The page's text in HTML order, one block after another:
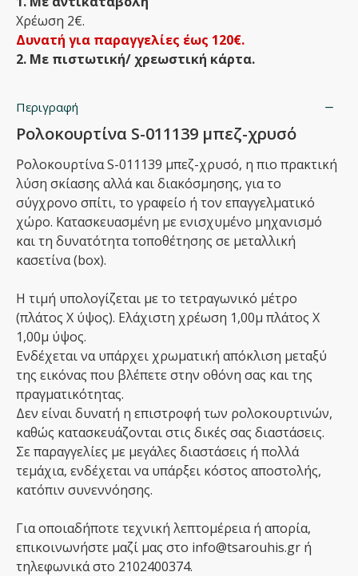
Χρέωση 2€.
Δυνατή για παραγγελίες έως 120€.
2. Με πιστωτική/ χρεωστική κάρτα.
Περιγραφή
Ρολοκουρτίνα S-011139 μπεζ-χρυσό
Ρολοκουρτίνα S-011139 μπεζ-χρυσό, η πιο πρακτική
λύση σκίασης αλλά και διακόσμησης, για το
σύγχρονο σπίτι, το γραφείο ή τον επαγγελματικό
χώρο. Κατασκευασμένη με ενισχυμένο μηχανισμό
και τη δυνατότητα τοποθέτησης σε μεταλλική
κασετίνα (box).
Η τιμή υπολογίζεται με το τετραγωνικό μέτρο
(πλάτος Χ ύψος). Ελάχιστη χρέωση 1,00μ πλάτος Χ
1,00μ ύψος.
Ενδέχεται να υπάρχει χρωματική απόκλιση μεταξύ
της εικόνας που βλέπετε στην οθόνη σας και της
πραγματικότητας.
Δεν είναι δυνατή η επιστροφή των ρολοκουρτινών,
καθώς κατασκευάζονται στις δικές σας διαστάσεις.
Σε παραγγελίες με μεγάλες διαστάσεις ή πολλά
τεμάχια, ενδέχεται να υπάρξει κόστος αποστολής,
κατόπιν συνεννόησης.
Για οποιαδήποτε τεχνική λεπτομέρεια ή απορία,
επικοινωνήστε μαζί μας στο info@tsarouhis.gr ή
τηλεφωνικά στο 2102400374.